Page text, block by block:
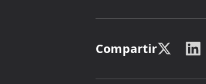
Compartir